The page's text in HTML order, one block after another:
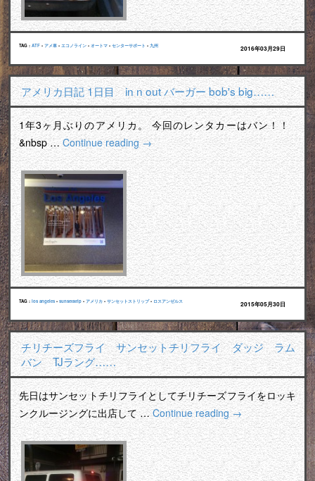
TAG : ATF • アメ車 • エコノライン • オートマ • センターサポート • 九州 2016年03月29日
アメリカ日記 1日目 in n out バーガー bob's big……
1年3ヶ月ぶりのアメリカ。 今回のレンタカーはバン！！
&nbsp …Continue reading→
TAG : los angeles • sunsetstrip • アメリカ • サンセットストリップ• ロスアンゼルス 2015年05月30日
チリチーズフライ サンセットチリフライ ダッジ ラム
バン TJラング……
先日はサンセットチリフライとしてチリチーズフライをロッキ
ンクルージングに出店して …Continue reading→